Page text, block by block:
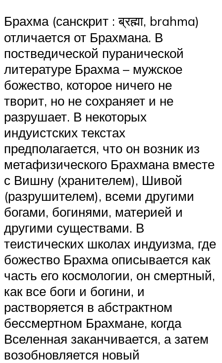
Брахма (санскрит : ब्रह्मा, brahma)
отличается от Брахмана. В
постведической пуранической
литературе Брахма – мужское
божество, которое ничего не
творит, но не сохраняет и не
разрушает. В некоторых
индуистских текстах
предполагается, что он возник из
метафизического Брахмана вместе
с Вишну (хранителем), Шивой
(разрушителем), всеми другими
богами, богинями, материей и
другими существами. В
теистических школах индуизма, где
божество Брахма описывается как
часть его космологии, он смертный,
как все боги и богини, и
растворяется в абстрактном
бессмертном Брахмане, когда
Вселенная заканчивается, а затем
возобновляется новый